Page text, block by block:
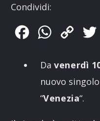
Condividi:
FacebookWhatsApp
Copy
Davenerdì
nuovo
“Venezia“.